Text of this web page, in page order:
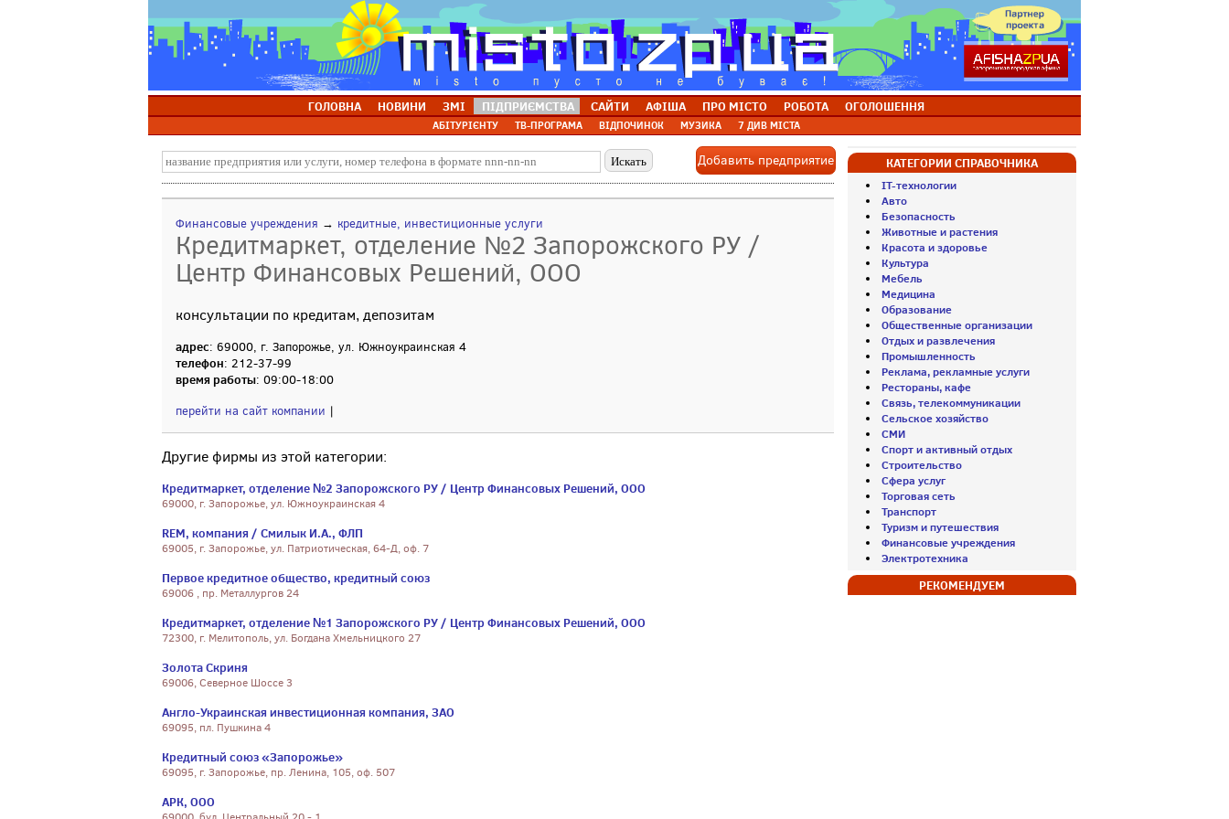
ГОЛОВНА НОВИНИ ЗМІ ПІДПРИЄМСТВА САЙТИ АФІША ПРО МІСТО РОБОТА ОГОЛОШЕННЯ
АБІТУРІЄНТУ ТВ-ПРОГРАМА ВІДПОЧИНОК МУЗИКА 7 ДИВ МІСТА
Добавить предприятие
Финансовые учреждения → кредитные, инвестиционные услуги
Кредитмаркет, отделение №2 Запорожского РУ /
Центр Финансовых Решений, ООО
консультации по кредитам, депозитам
адрес: 69000, г. Запорожье, ул. Южноукраинская 4
телефон: 212-37-99
время работы: 09:00-18:00
перейти на сайт компании |
Другие фирмы из этой категории:
Кредитмаркет, отделение №2 Запорожского РУ / Центр Финансовых Решений, ООО
69000, г. Запорожье, ул. Южноукраинская 4
REM, компания / Смилык И.А., ФЛП
69005, г. Запорожье, ул. Патриотическая, 64-Д, оф. 7
Первое кредитное общество, кредитный союз
69006 , пр. Металлургов 24
Кредитмаркет, отделение №1 Запорожского РУ / Центр Финансовых Решений, ООО
72300, г. Мелитополь, ул. Богдана Хмельницкого 27
Золота Скриня
69006, Северное Шоссе 3
Англо-Украинская инвестиционная компания, ЗАО
69095, пл. Пушкина 4
Кредитный союз «Запорожье»
69095, г. Запорожье, пр. Ленина, 105, оф. 507
АРК, ООО
КАТЕГОРИИ СПРАВОЧНИКА
IT-технологии
Авто
Безопасность
Животные и растения
Красота и здоровье
Культура
Мебель
Медицина
Образование
Общественные организации
Отдых и развлечения
Промышленность
Реклама, рекламные услуги
Рестораны, кафе
Связь, телекоммуникации
Сельское хозяйство
СМИ
Спорт и активный отдых
Строительство
Сфера услуг
Торговая сеть
Транспорт
Туризм и путешествия
Финансовые учреждения
Электротехника
РЕКОМЕНДУЕМ